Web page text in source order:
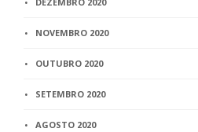
NOVEMBRO 2020
OUTUBRO 2020
SETEMBRO 2020
AGOSTO 2020